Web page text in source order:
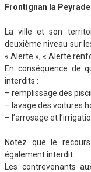
Frontignan la
La ville et son
deuxième niveau sur
« Alerte », « Alerte
En conséquence de
interdits :
– remplissage des
– lavage des voitures
– l’arrosage et
Notez que le
également interdit.
Les contrevenants